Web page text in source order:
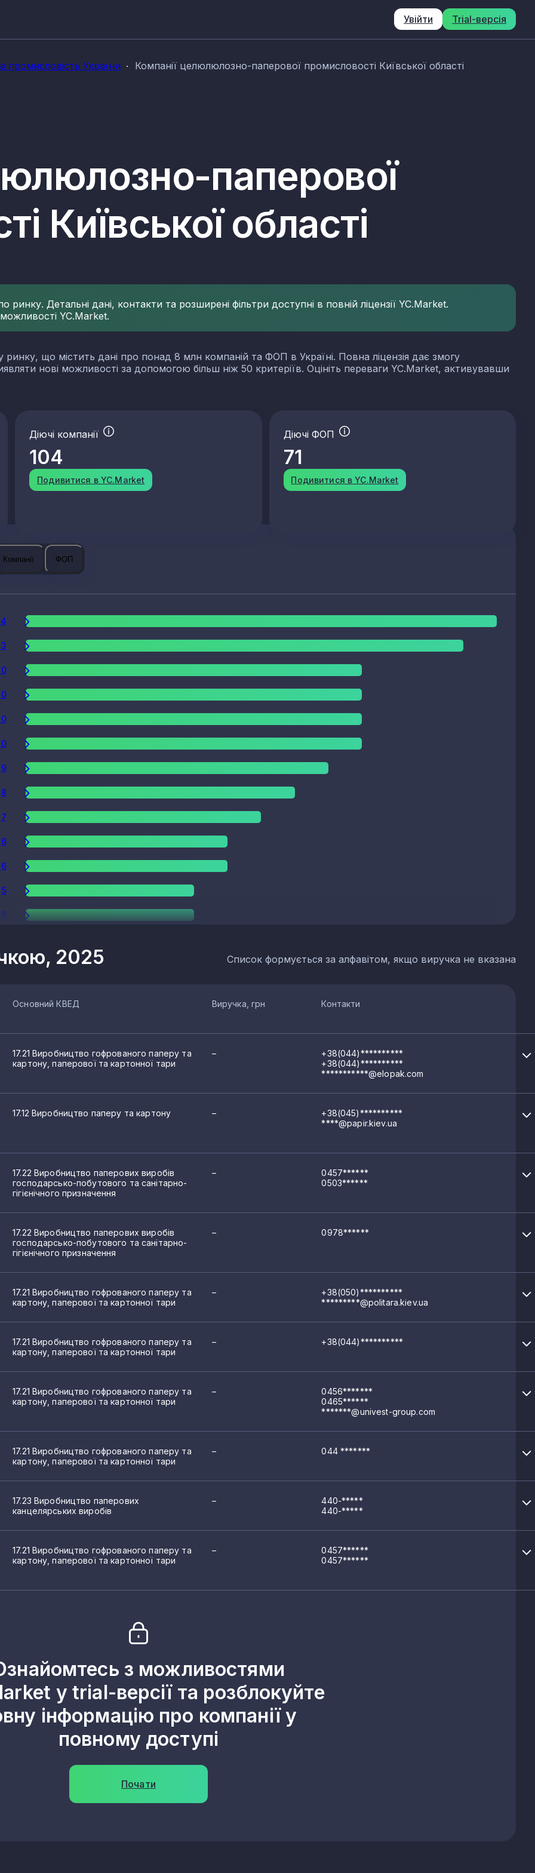
Увійти Trial-версія
України Компанії целюлюлозно-паперової промисловості Київської області
паперової
Київської області
Детальні дані, контакти та розширені фільтри доступні в повній ліцензії YC.Market.
YC.Market.
ринку, що містить дані про понад 8 млн компаній та ФОП в Україні. Повна ліцензія дає змогу
нові можливості за допомогою більш ніж 50 критеріїв. Оцініть переваги YC.Market, активувавши
Діючі компанії
104
Подивитися в YC.Market
Діючі ФОП
71
Подивитися в YC.Market
Компанії ФОП
9
8
7
6
6
5
5
3
2
1
1
1
1
1
2025 Список формується за алфавітом, якщо виручка не вказана
Основний КВЕД Виручка, грн Контакти
17.21 Виробництво гофрованого паперу та
картону, паперової та картонної тари
–
+38(044)**********
+38(044)**********
***********@elopak.com
17.12 Виробництво паперу та картону –
+38(045)**********
****@papir.kiev.ua
17.22 Виробництво паперових виробів
господарсько-побутового та санітарно-
гігієнічного призначення
–
0457******
0503******
17.22 Виробництво паперових виробів
господарсько-побутового та санітарно-
гігієнічного призначення
– 0978******
17.21 Виробництво гофрованого паперу та
картону, паперової та картонної тари
–
+38(050)**********
*********@politara.kiev.ua
17.21 Виробництво гофрованого паперу та
картону, паперової та картонної тари
– +38(044)**********
17.21 Виробництво гофрованого паперу та
картону, паперової та картонної тари
–
0456*******
0465******
*******@univest-group.com
17.21 Виробництво гофрованого паперу та
картону, паперової та картонної тари
– 044 *******
17.23 Виробництво паперових
канцелярських виробів
–
440-*****
440-*****
17.21 Виробництво гофрованого паперу та
картону, паперової та картонної тари
–
0457******
0457******
з можливостями
у trial-версії та розблокуйте
інформацію про компанії у
повному доступі
Почати
промисловості
та картону, паперової та картонної тари
господарсько-побутового та санітарно-гігієнічного призначення
з паперу та картону